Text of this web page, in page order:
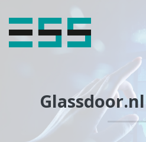
OPLOSSINGEN
MARKETPLACES
WEBSHOPTYPES
CONTACT